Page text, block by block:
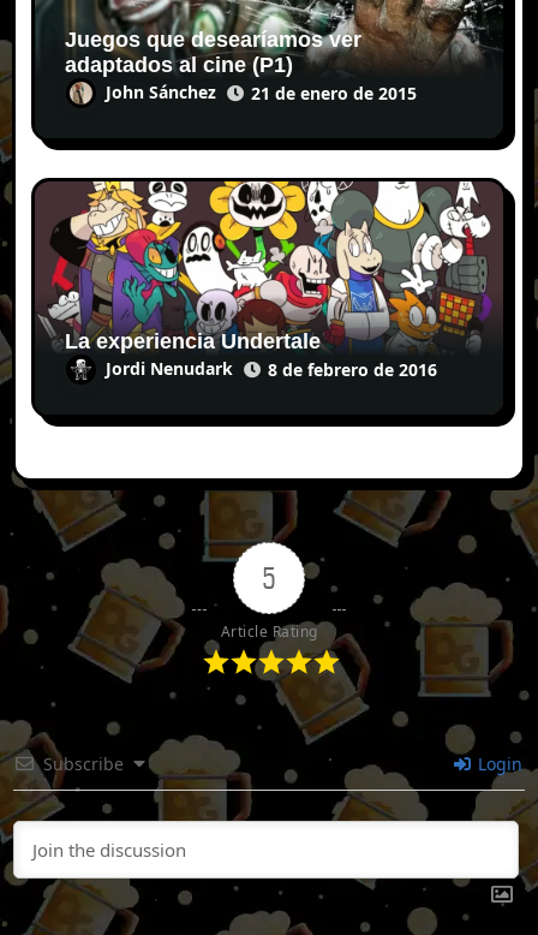
Juegos que desearíamos ver
adaptados al cine (P1)
John Sánchez 21 de enero de 2015
La experiencia Undertale
Jordi Nenudark 8 de febrero de 2016
5
Article Rating
Subscribe Login